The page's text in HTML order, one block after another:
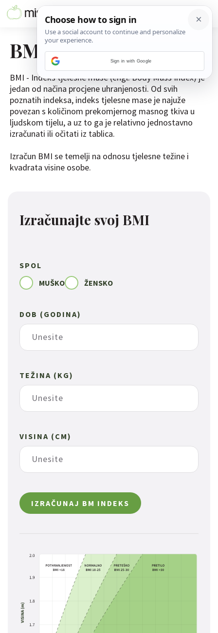
BMI kalkulator
BMI - Indeks tjelesne mase (engl. Body Mass Index) je
jedan od načina procjene uhranjenosti. Od svih
poznatih indeksa, indeks tjelesne mase je najuže
povezan s količinom prekomjernog masnog tkiva u
ljudskom tijelu, a uz to ga je relativno jednostavno
izračunati ili očitati iz tablica.
Izračun BMI se temelji na odnosu tjelesne težine i
kvadrata visine osobe.
Izračunajte svoj BMI
SPOL
MUŠKO
ŽENSKO
DOB (GODINA)
TEŽINA (KG)
VISINA (CM)
IZRAČUNAJ BM INDEKS
Sign in with Google